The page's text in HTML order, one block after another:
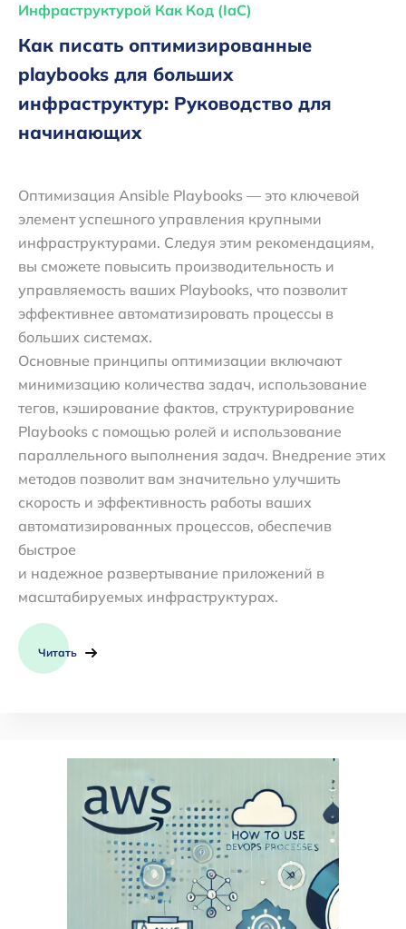
Инфраструктурой Как Код (IaC)
Как писать оптимизированные
playbooks для больших
инфраструктур: Руководство для
начинающих
Оптимизация Ansible Playbooks — это ключевой
элемент успешного управления крупными
инфраструктурами. Следуя этим рекомендациям,
вы сможете повысить производительность и
управляемость ваших Playbooks, что позволит
эффективнее автоматизировать процессы в
больших системах.
Основные принципы оптимизации включают
минимизацию количества задач, использование
тегов, кэширование фактов, структурирование
Playbooks с помощью ролей и использование
параллельного выполнения задач. Внедрение этих
методов позволит вам значительно улучшить
скорость и эффективность работы ваших
автоматизированных процессов, обеспечив
быстрое
и надежное развертывание приложений в
масштабируемых инфраструктурах.
Читать